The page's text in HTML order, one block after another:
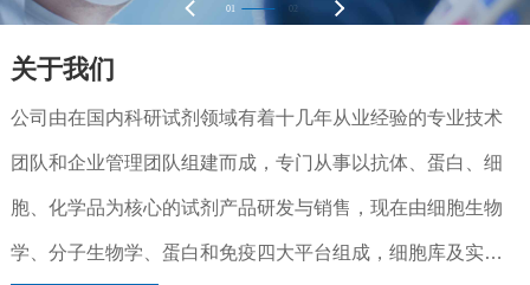
01 02
关于我们
公司由在国内科研试剂领域有着十几年从业经验的专业技术
团队和企业管理团队组建而成，专门从事以抗体、蛋白、细
胞、化学品为核心的试剂产品研发与销售，现在由细胞生物
学、分子生物学、蛋白和免疫四大平台组成，细胞库及实验